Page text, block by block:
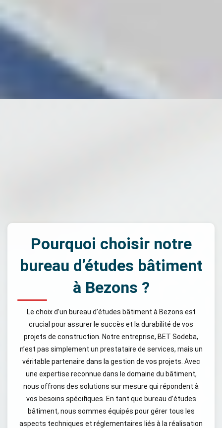
Pourquoi choisir notre
bureau d’études bâtiment
à Bezons ?
Le choix d’un bureau d’études bâtiment à Bezons est
crucial pour assurer le succès et la durabilité de vos
projets de construction. Notre entreprise, BET Sodeba,
n’est pas simplement un prestataire de services, mais un
véritable partenaire dans la gestion de vos projets. Avec
une expertise reconnue dans le domaine du bâtiment,
nous offrons des solutions sur mesure qui répondent à
vos besoins spécifiques. En tant que bureau d’études
bâtiment, nous sommes équipés pour gérer tous les
aspects techniques et réglementaires liés à la réalisation